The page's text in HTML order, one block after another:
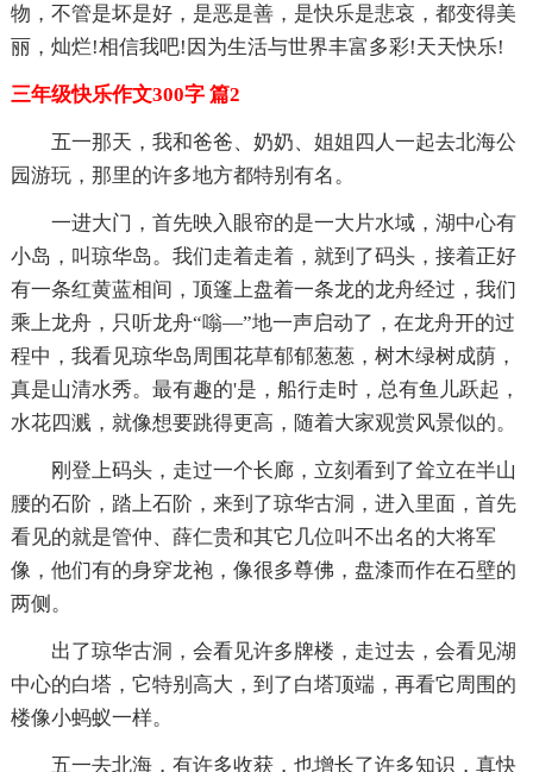
物，不管是坏是好，是恶是善，是快乐是悲哀，都变得美
丽，灿烂!相信我吧!因为生活与世界丰富多彩!天天快乐!
三年级快乐作文300字 篇2
五一那天，我和爸爸、奶奶、姐姐四人一起去北海公
园游玩，那里的许多地方都特别有名。
一进大门，首先映入眼帘的是一大片水域，湖中心有
小岛，叫琼华岛。我们走着走着，就到了码头，接着正好
有一条红黄蓝相间，顶篷上盘着一条龙的龙舟经过，我们
乘上龙舟，只听龙舟“嗡—”地一声启动了，在龙舟开的过
程中，我看见琼华岛周围花草郁郁葱葱，树木绿树成荫，
真是山清水秀。最有趣的'是，船行走时，总有鱼儿跃起，
水花四溅，就像想要跳得更高，随着大家观赏风景似的。
刚登上码头，走过一个长廊，立刻看到了耸立在半山
腰的石阶，踏上石阶，来到了琼华古洞，进入里面，首先
看见的就是管仲、薛仁贵和其它几位叫不出名的大将军
像，他们有的身穿龙袍，像很多尊佛，盘漆而作在石壁的
两侧。
出了琼华古洞，会看见许多牌楼，走过去，会看见湖
中心的白塔，它特别高大，到了白塔顶端，再看它周围的
楼像小蚂蚁一样。
五一去北海，有许多收获，也增长了许多知识，真快